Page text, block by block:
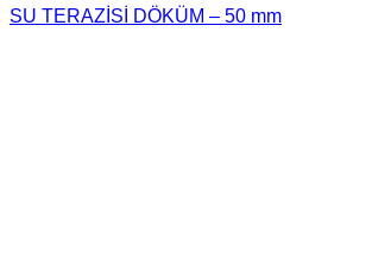
SU TERAZİSİ DÖKÜM – 50 mm